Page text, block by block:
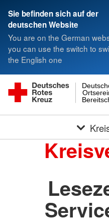
Sie befinden sich auf der
deutschen Website
You are on the German
you can use the switch to
the English one